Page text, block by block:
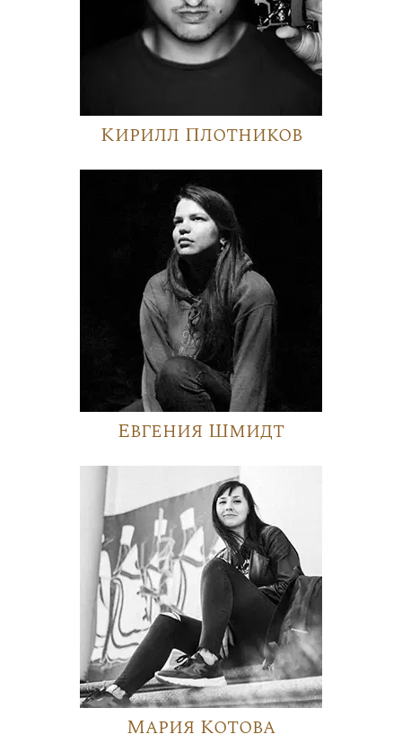
Кирилл Плотников
Евгения Шмидт
Мария Котова